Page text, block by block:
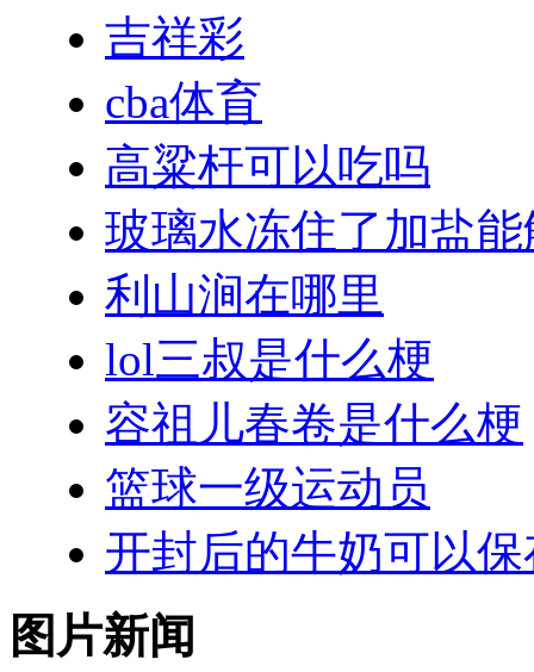
吉祥彩
cba体育
高粱杆可以吃吗
玻璃水冻住了加盐
利山涧在哪里
lol三叔是什么梗
容祖儿春卷是什么梗
篮球一级运动员
开封后的牛奶可以
图片新闻